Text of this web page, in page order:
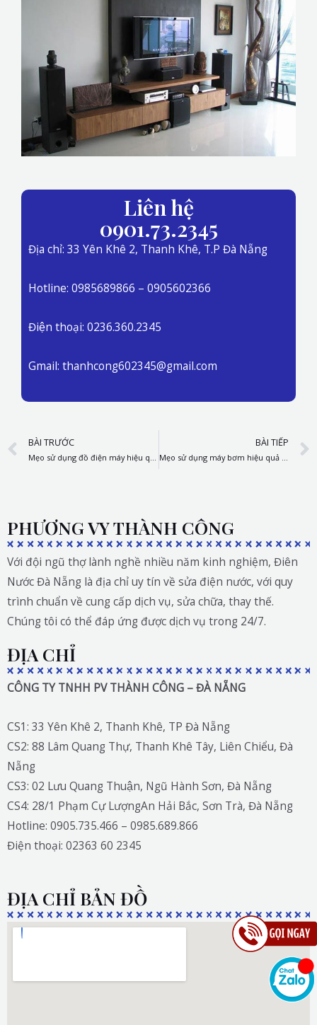
Liên hệ
0901.73.2345
Địa chỉ: 33 Yên Khê 2, Thanh Khê, T.P Đà Nẵng
Hotline: 0985689866 – 0905602366
Điện thoại: 0236.360.2345
Gmail: thanhcong602345@gmail.com
Prev
BÀI TRƯỚC
Mẹo sử dụng đồ điện máy hiệu quả để tiết kiệm điện năng
BÀI TIẾP
Mẹo sử dụng máy bơm hiệu quả cho gia đình bạn
PHƯƠNG VY THÀNH CÔNG
Với đội ngũ thợ lành nghề nhiều năm kinh nghiệm, Điên
Nước Đà Nẵng là địa chỉ uy tín về sửa điện nước, với quy
trình chuẩn về cung cấp dịch vụ, sửa chữa, thay thế.
Chúng tôi có thể đáp ứng được dịch vụ trong 24/7.
ĐỊA CHỈ
CÔNG TY TNHH PV THÀNH CÔNG – ĐÀ NẴNG
CS1: 33 Yên Khê 2, Thanh Khê, TP Đà Nẵng
CS2: 88 Lâm Quang Thự, Thanh Khê Tây, Liên Chiểu, Đà
Nẵng
CS3: 02 Lưu Quang Thuận, Ngũ Hành Sơn, Đà Nẵng
CS4: 28/1 Phạm Cự LượngAn Hải Bắc, Sơn Trà, Đà Nẵng
Hotline: 0905.735.466 – 0985.689.866
Điện thoại: 02363 60 2345
ĐỊA CHỈ BẢN ĐỒ